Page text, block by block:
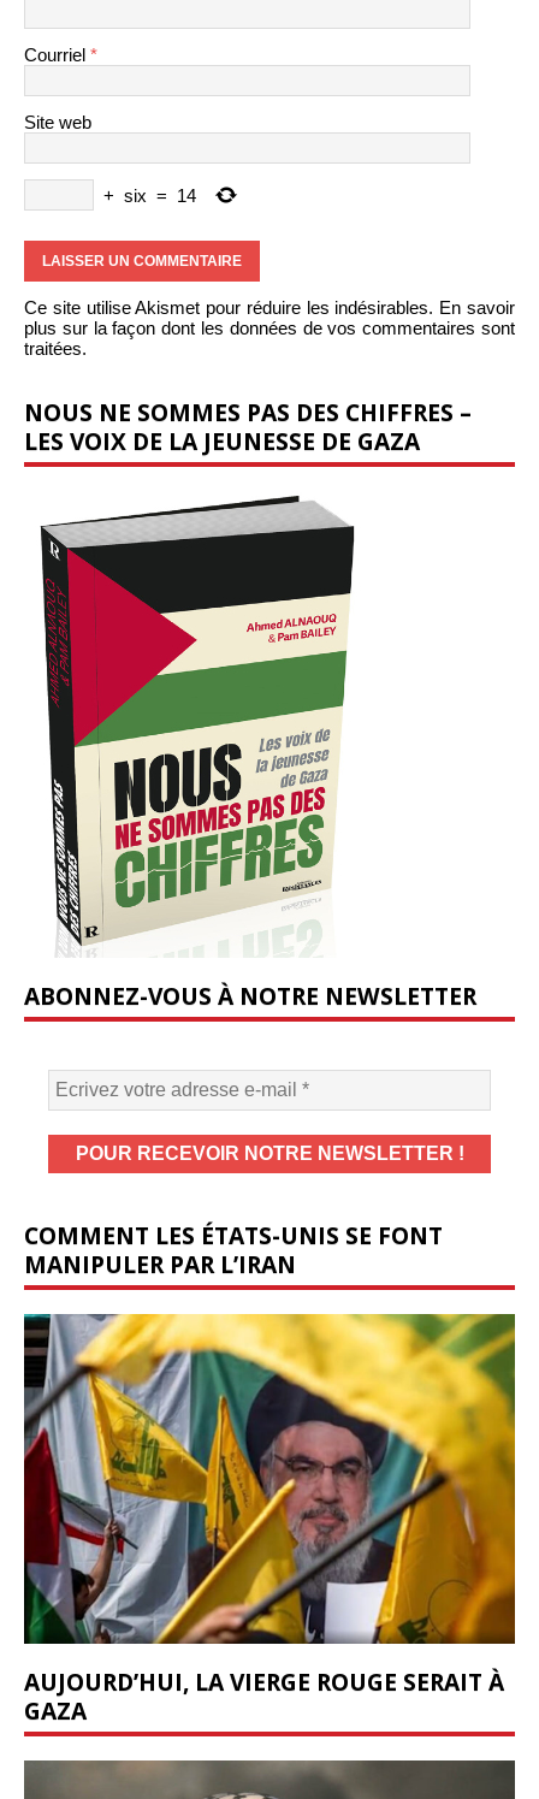
Courriel *
Site web
+ six = 14
Ce site utilise Akismet pour réduire les indésirables. En savoir
plus sur la façon dont les données de vos commentaires sont
traitées.
NOUS NE SOMMES PAS DES CHIFFRES –
LES VOIX DE LA JEUNESSE DE GAZA
ABONNEZ-VOUS À NOTRE NEWSLETTER
COMMENT LES ÉTATS-UNIS SE FONT
MANIPULER PAR L’IRAN
AUJOURD’HUI, LA VIERGE ROUGE SERAIT À
GAZA